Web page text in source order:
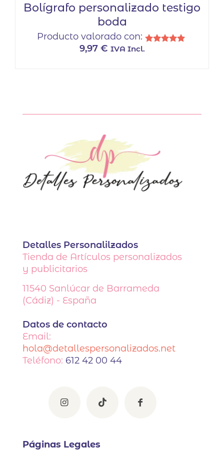
Bolígrafo personalizado testigo
boda
Producto valorado con:
9,97 € IVA Incl.
Detalles Personalilzados
Tienda de Artículos personalizados
y publicitarios
11540 Sanlúcar de Barrameda
(Cádiz) - España
Datos de contacto
Email:
hola@detallespersonalizados.net
Teléfono: 612 42 00 44
Páginas Legales